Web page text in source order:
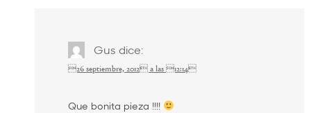
Gus dice:
26 septiembre, 2012 a las 12:14
Que bonita pieza !!!!